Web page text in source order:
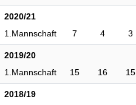
2020/21
1.Mannschaft
7 4 3
2019/20
1.Mannschaft
15 16 15
2018/19